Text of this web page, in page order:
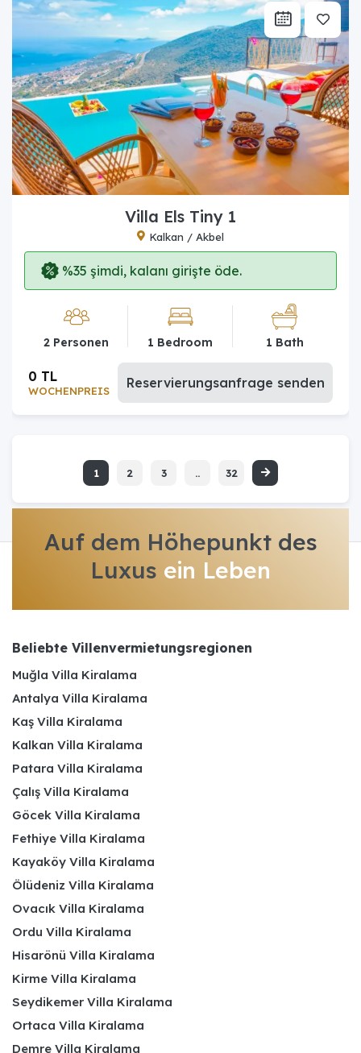
Villa Els Tiny 1
Kalkan / Akbel
%35 şimdi, kalanı girişte öde.
2 Personen 1 Bedroom 1 Bath
WOCHENPREIS
0 TL Reservierungsanfrage senden
1 2 3 .. 32
Auf dem Höhepunkt des
Luxus ein Leben
Beliebte Villenvermietungsregionen
Muğla Villa Kiralama
Antalya Villa Kiralama
Kaş Villa Kiralama
Kalkan Villa Kiralama
Patara Villa Kiralama
Çalış Villa Kiralama
Göcek Villa Kiralama
Fethiye Villa Kiralama
Kayaköy Villa Kiralama
Ölüdeniz Villa Kiralama
Ovacık Villa Kiralama
Ordu Villa Kiralama
Hisarönü Villa Kiralama
Kirme Villa Kiralama
Seydikemer Villa Kiralama
Ortaca Villa Kiralama
Demre Villa Kiralama